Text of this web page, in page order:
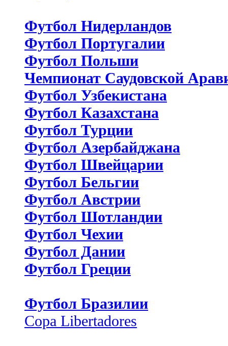
Футбол Нидерландов
Футбол Португалии
Футбол Польши
Чемпионат Саудовской
Футбол Узбекистана
Футбол Казахстана
Футбол Турции
Футбол Азербайджана
Футбол Швейцарии
Футбол Бельгии
Футбол Австрии
Футбол Шотландии
Футбол Чехии
Футбол Дании
Футбол Греции
Футбол Бразилии
Copa Libertadores